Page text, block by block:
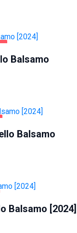
Balsamo
Balsamo
Balsamo [2024]